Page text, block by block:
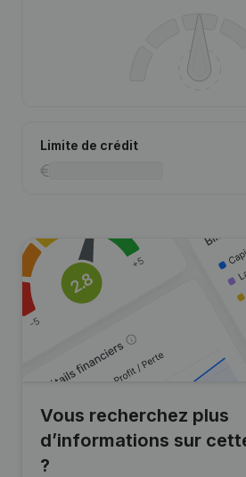
Limite de crédit
Vous recherchez plus
d’informations sur
?